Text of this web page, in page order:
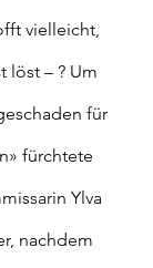
vielleicht,
löst – ? Um
für
fürchtete
Ylva
nachdem